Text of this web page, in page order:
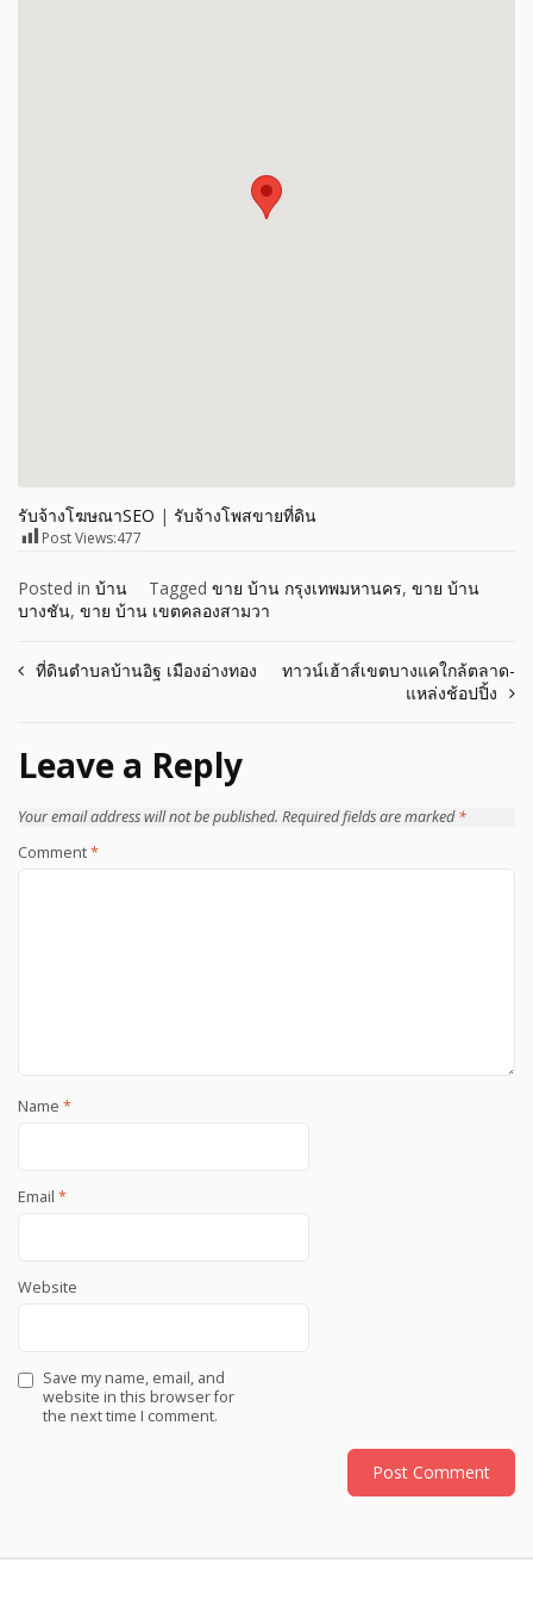
รับจ้างโฆษณาSEO | รับจ้างโพสขายที่ดิน
Post Views:477
Posted in บ้าน Tagged ขาย บ้าน กรุงเทพมหานคร, ขาย บ้าน
บางชัน, ขาย บ้าน เขตคลองสามวา
Post
ที่ดินตำบลบ้านอิฐ เมืองอ่างทอง
ทาวน์เฮ้าส์เขตบางแคใกล้ตลาด-
แหล่งช้อปปิ้ง
Leave a Reply
Your email address will not be published. Required fields are marked*
Comment*
Name *
Email *
Website
Save my name, email, and
website in this browser for
the next time I comment.